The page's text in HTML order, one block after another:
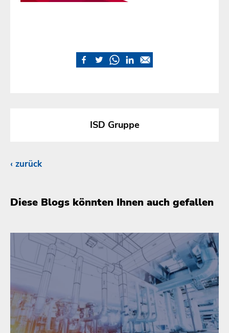
ISD Gruppe
zurück
Diese Blogs könnten Ihnen auch gefallen